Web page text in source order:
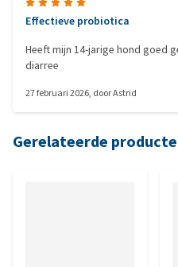
Effectieve probiotica
Heeft mijn 14-jarige hond goed
diarree
27 februari 2026, doorAstrid
Gerelateerde